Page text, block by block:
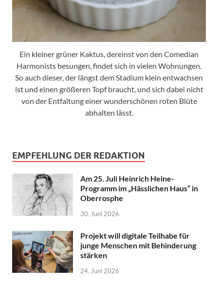
Ein kleiner grüner Kaktus, dereinst von den Comedian
Harmonists besungen, findet sich in vielen Wohnungen.
So auch dieser, der längst dem Stadium klein entwachsen
ist und einen größeren Topf braucht, und sich dabei nicht
von der Entfaltung einer wunderschönen roten Blüte
abhalten lässt.
EMPFEHLUNG DER REDAKTION
Am 25. Juli Heinrich Heine-
Programm im „Hässlichen Haus“ in
Oberrosphe
30. Juni 2026
Projekt will digitale Teilhabe für
junge Menschen mit Behinderung
stärken
24. Juni 2026